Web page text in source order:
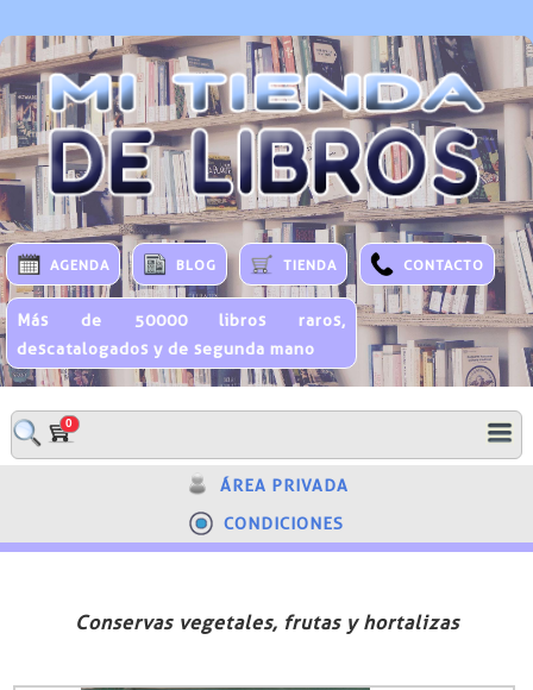
AGENDA BLOG TIENDA CONTACTO
Más de 50000 libros raros,
descatalogados y de segunda mano
0
ÁREA PRIVADA
CONDICIONES
Conservas vegetales, frutas y hortalizas